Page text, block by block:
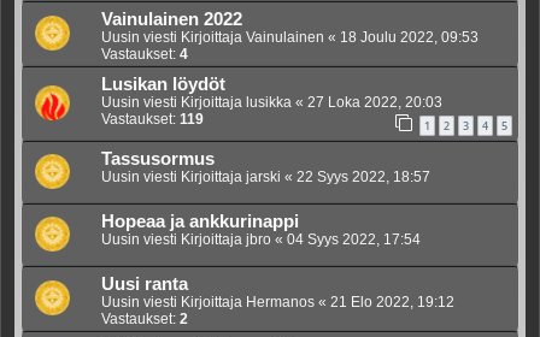
Vainulainen 2022
Uusin viesti Kirjoittaja Vainulainen « 18 Joulu 2022, 09:53
Vastaukset: 4
Lusikan löydöt
Uusin viesti Kirjoittaja lusikka « 27 Loka 2022, 20:03
Vastaukset: 119 1 2 3 4 5
Tassusormus
Uusin viesti Kirjoittaja jarski « 22 Syys 2022, 18:57
Hopeaa ja ankkurinappi
Uusin viesti Kirjoittaja jbro « 04 Syys 2022, 17:54
Uusi ranta
Uusin viesti Kirjoittaja Hermanos « 21 Elo 2022, 19:12
Vastaukset: 2